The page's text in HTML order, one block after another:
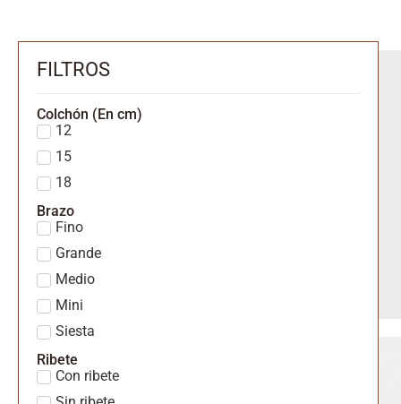
FILTROS
Colchón (En cm)
12
15
18
Brazo
Fino
Grande
Medio
Mini
Siesta
Ribete
Con ribete